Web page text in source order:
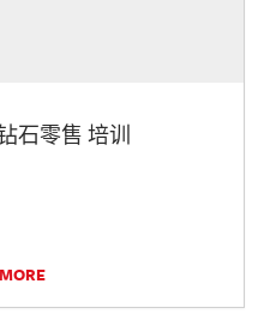
石零售 培训